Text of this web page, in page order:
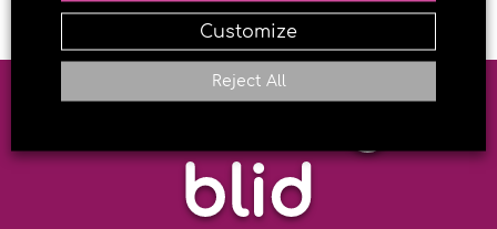
Brun og
blid
Reject All
Customize